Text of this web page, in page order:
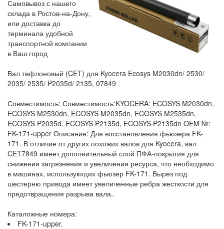
Самовывоз с нашего
склада в Ростов-на-Дону,
или доставка до
терминала удобной
транспортной компании
в Ваш город
Вал тефлоновый (CET) для Kyocera Ecosys M2030dn/ 2530/
2035/ 2535/ P2035d/ 2135, 07849
Совместимость: Совместимость:KYOCERA: ECOSYS M2030dn,
ECOSYS M2530dn, ECOSYS M2035dn, ECOSYS M2535dn,
ECOSYS P2035d, ECOSYS P2135d, ECOSYS P2135dn OEM №:
FK-171-upper Описание: Для восстановления фьюзера FK-
171. В отличие от других похожих валов для Kyocera, вал
CET7849 имеет дополнительный слой ПФА-покрытия для
снижения загрязнения и увеличения ресурса, что необходимо
в машинах, использующих фьюзер FK-171. Вырез под
шестерню привода имеет увеличенные ребра жесткости для
предотвращения разрыва вала..
Каталожные номера:
FK-171-upper.